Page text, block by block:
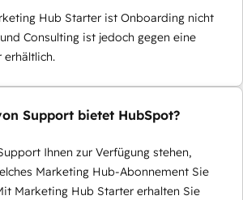
Hub Starter ist Onboarding nicht
Consulting ist jedoch gegen eine
erhältlich.
Support bietet HubSpot?
Ihnen zur Verfügung stehen,
Marketing Hub-Abonnement Sie
Marketing Hub Starter erhalten Sie